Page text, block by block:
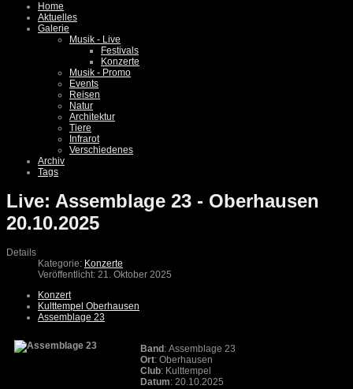
Home
Aktuelles
Galerie
Musik - Live
Festivals
Konzerte
Musik - Promo
Events
Reisen
Natur
Architektur
Tiere
Infrarot
Verschiedenes
Archiv
Tags
Live: Assemblage 23 - Oberhausen
20.10.2025
Details
Kategorie: Konzerte
Veröffentlicht: 21. Oktober 2025
Konzert
Kulttempel Oberhausen
Assemblage 23
Band : Assemblage 23
Ort: Oberhausen
Club: Kulttempel
Datum: 20.10.2025